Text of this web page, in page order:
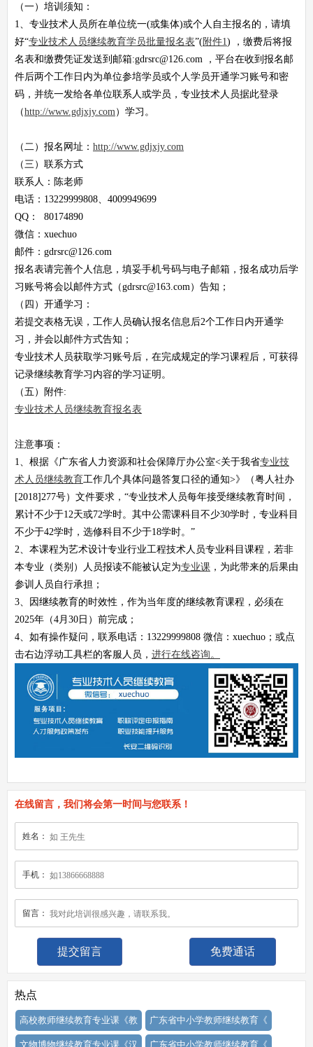
（一）培训须知：
1、专业技术人员所在单位统一(或集体)或个人自主报名的，请填
好“专业技术人员继续教育学员批量报名表”(附件1 ) ，缴费后将报
名表和缴费凭证发送到邮箱:gdrsrc@126.com ，平台在收到报名邮
件后两个工作日内为单位参培学员或个人学员开通学习账号和密
码，并统一发给各单位联系人或学员，专业技术人员据此登录
（http://www.gdjxjy.com ）学习。
（二）报名网址： http://www.gdjxjy.com
（三）联系方式
联系人：陈老师
电话：13229999808、4009949699
QQ： 80174890
微信：xuechuo
邮件：gdrsrc@126.com
报名表请完善个人信息，填妥手机号码与电子邮箱，报名成功后学
习账号将会以邮件方式（gdrsrc@163.com）告知；
（四）开通学习：
若提交表格无误，工作人员确认报名信息后2个工作日内开通学
习，并会以邮件方式告知；
专业技术人员获取学习账号后，在完成规定的学习课程后，可获得
记录继续教育学习内容的学习证明。
（五）附件:
专业技术人员继续教育报名表
注意事项：
1、根据《广东省人力资源和社会保障厅办公室<关于我省专业技
术人员继续教育工作几个具体问题答复口径的通知>》（粤人社办
[2018]277号）文件要求，“专业技术人员每年接受继续教育时间，
累计不少于12天或72学时。其中公需课科目不少30学时，专业科目
不少于42学时，选修科目不少于18学时。”
2、本课程为艺术设计专业行业工程技术人员专业科目课程，若非
本专业（类别）人员报读不能被认定为专业课 ，为此带来的后果由
参训人员自行承担；
3、因继续教育的时效性，作为当年度的继续教育课程，必须在
2025年（4月30日）前完成；
4、如有操作疑问，联系电话：13229999808 微信：xuechuo；或点
击右边浮动工具栏的客服人员， 进行在线咨询。
在线留言，我们将会第一时间与您联系！
姓名：
手机：
留言：
免费通话
热点
高校教师继续教育专业课《教 广东省中小学教师继续教育《
文物博物继续教育专业课《汉 广东省中小学教师继续教育《